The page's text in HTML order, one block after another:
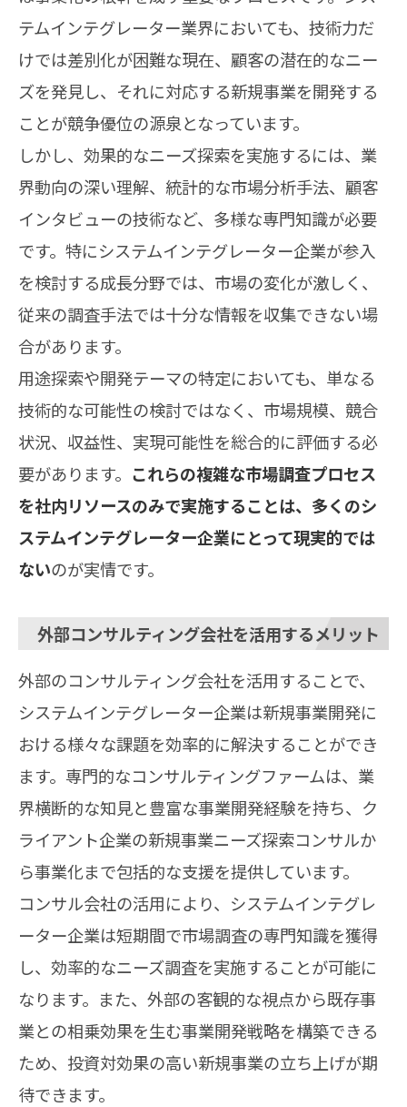
テムインテグレーター業界においても、技術力だ
けでは差別化が困難な現在、顧客の潜在的なニー
ズを発見し、それに対応する新規事業を開発する
ことが競争優位の源泉となっています。
しかし、効果的なニーズ探索を実施するには、業
界動向の深い理解、統計的な市場分析手法、顧客
インタビューの技術など、多様な専門知識が必要
です。特にシステムインテグレーター企業が参入
を検討する成長分野では、市場の変化が激しく、
従来の調査手法では十分な情報を収集できない場
合があります。
用途探索や開発テーマの特定においても、単なる
技術的な可能性の検討ではなく、市場規模、競合
状況、収益性、実現可能性を総合的に評価する必
要があります。 これらの複雑な市場調査プロセス
を社内リソースのみで実施することは、多くのシ
ステムインテグレーター企業にとって現実的では
ないのが実情です。
外部コンサルティング会社を活用するメリット
外部のコンサルティング会社を活用することで、
システムインテグレーター企業は新規事業開発に
おける様々な課題を効率的に解決することができ
ます。専門的なコンサルティングファームは、業
界横断的な知見と豊富な事業開発経験を持ち、ク
ライアント企業の新規事業ニーズ探索コンサルか
ら事業化まで包括的な支援を提供しています。
コンサル会社の活用により、システムインテグレ
ーター企業は短期間で市場調査の専門知識を獲得
し、効率的なニーズ調査を実施することが可能に
なります。また、外部の客観的な視点から既存事
業との相乗効果を生む事業開発戦略を構築できる
ため、投資対効果の高い新規事業の立ち上げが期
待できます。